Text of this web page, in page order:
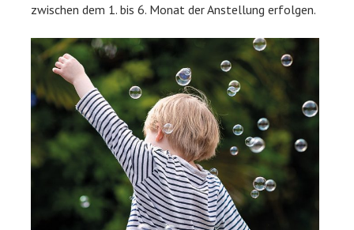
zwischen dem 1. bis 6. Monat der Anstellung erfolgen.